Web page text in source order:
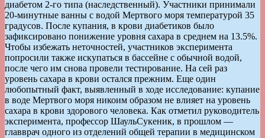
диабетом 2-го типа (наследственный). Участники принимали
20-минутные ванны с водой Мертвого моря температурой 35
градусов. После купания, в крови диабетиков было
зафиксировано понижение уровня сахара в среднем на 13.5%.
Чтобы избежать неточностей, участников эксперимента
попросили также искупаться в бассейне с обычной водой,
после чего им снова провели тестирование. На сей раз
уровень сахара в крови остался прежним. Еще один
любопытный факт, выявленный в ходе исследование: купание
в воде Мертвого моря никоим образом не влияет на уровень
сахара в крови здорового человека. Как отметил руководитель
эксперимента, профессор ШаульСукеник, в прошлом —
главврач одного из отделений общей терапии в медицинском